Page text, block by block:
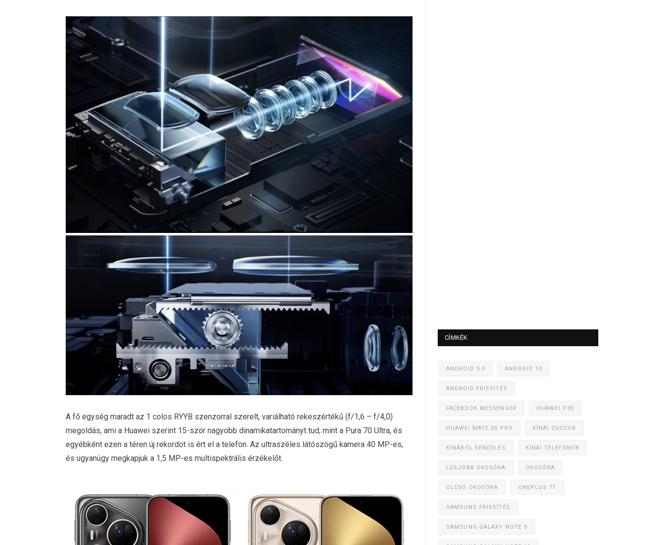
A fő egység maradt az 1 colos RYYB szenzorral szerelt, variálható rekeszértékű (f/1,6 – f/4,0)
megoldás, ami a Huawei szerint 15-ször nagyobb dinamikatartományt tud, mint a Pura 70 Ultra, és
egyébként ezen a téren új rekordot is ért el a telefon. Az ultraszéles látószögű kamera 40 MP-es,
és ugyanúgy megkapjuk a 1,5 MP-es multispektrális érzékelőt.
CÍMKÉK
ANDROID 9.0 ANDROID 10
ANDROID FRISSÍTÉS
FACEBOOK MESSENGER HUAWEI P30
HUAWEI MATE 30 PRO KÍNAI CUCCOK
KÍNÁBÓL RENDELÉS KÍNAI TELEFONOK
LEGJOBB OKOSÓRA OKOSÓRA
OLCSÓ OKOSÓRA ONEPLUS 7T
SAMSUNG FRISSÍTÉS
SAMSUNG GALAXY NOTE 9